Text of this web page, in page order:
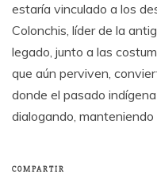
estaría vinculado a los
Colonchis, líder de la
legado, junto a las
que aún perviven,
donde el pasado
dialogando,
COMPARTIR